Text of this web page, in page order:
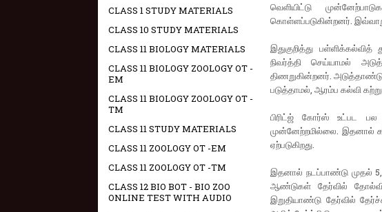
வெளியிட்டு
கொள்ளப்படுகின்றனர்.
இதுகுறித்து
நிவர்த்தி செய்யாமல்
திணறுகின்றனர்.
படுத்தாமல், ஆரம்ப கல்வி
பிரிட்ஜ் கோர்ஸ் உட்பட பல
முன்னேற்றமில்லை. இதனால்
ஏற்படுகிறது.
இதனால் நடப்பாண்டு முதல் 5,
ஆண்டுகள் தேர்வில்
இறுதியாண்டு தேர்வில்
CLASS 1 STUDY MATERIALS
CLASS 10 STUDY MATERIALS
CLASS 11 BIOLOGY MATERIALS
CLASS 11 BIOLOGY ZOOLOGY OT -
EM
CLASS 11 BIOLOGY ZOOLOGY OT -
TM
CLASS 11 STUDY MATERIALS
CLASS 11 ZOOLOGY OT -EM
CLASS 11 ZOOLOGY OT -TM
CLASS 12 BIO BOT - BIO ZOO
ONLINE TEST WITH AUDIO